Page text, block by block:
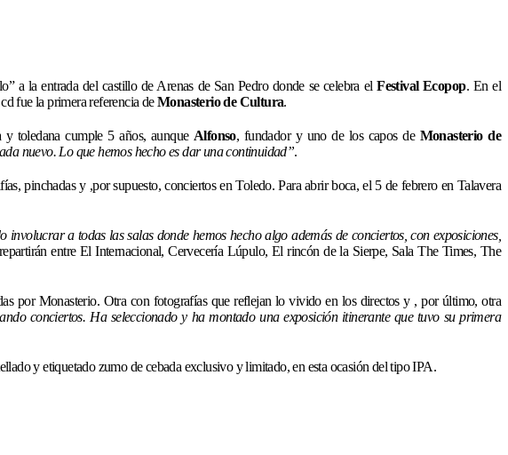
a la entrada del castillo de Arenas de San Pedro donde se celebra elFestival Ecopop. En el
fue la primera referencia deMonasterio de Cultura.
y toledana cumple 5 años, aunque Alfonso, fundador y uno de los capos de Monasterio de
nuevo. Lo que hemos hecho es dar una continuidad”.
pinchadas y ,por supuesto, conciertos en Toledo. Para abrir boca, el 5 de febrero en Talavera
a todas las salas donde hemos hecho algo además de conciertos, con exposiciones,
entre El Internacional, Cervecería Lúpulo, El rincón de la Sierpe, Sala The Times, The
por Monasterio. Otra con fotografías que reflejan lo vivido en los directos y , por último, otra
conciertos. Ha seleccionado y ha montado una exposición itinerante que tuvo su primera
y etiquetado zumo de cebada exclusivo y limitado, en esta ocasión del tipo IPA.